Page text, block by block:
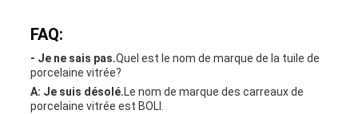
FAQ:
- Je ne sais pas.Quel est le nom de marque de la tuile de
porcelaine vitrée?
A: Je suis désolé.Le nom de marque des carreaux de
porcelaine vitrée est BOLI.